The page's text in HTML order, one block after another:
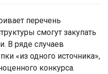
перечень
смогут закупать
В ряде случаев
«из одного источника»,
конкурса.